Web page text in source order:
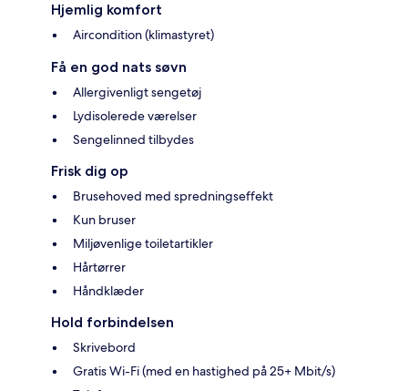
Hjemlig komfort
Aircondition (klimastyret)
Få en god nats søvn
Allergivenligt sengetøj
Lydisolerede værelser
Sengelinned tilbydes
Frisk dig op
Brusehoved med spredningseffekt
Kun bruser
Miljøvenlige toiletartikler
Hårtørrer
Håndklæder
Hold forbindelsen
Skrivebord
Gratis Wi-Fi (med en hastighed på 25+ Mbit/s)